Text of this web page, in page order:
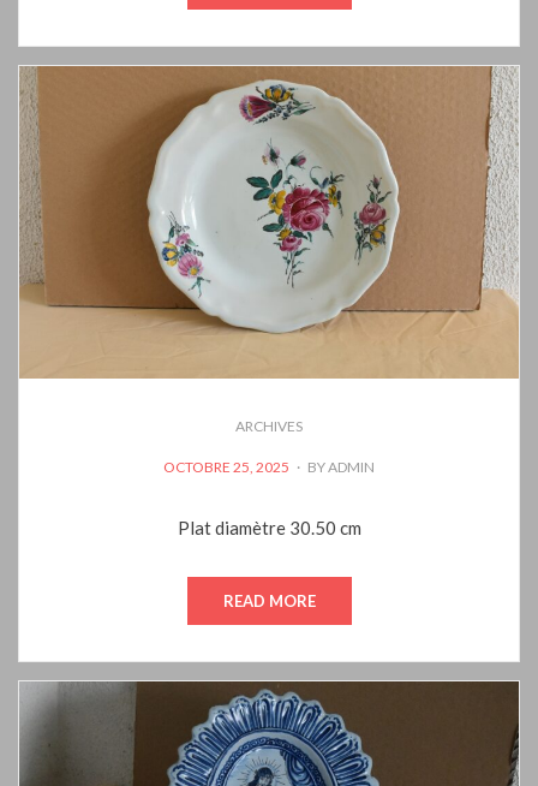
ARCHIVES
POSTED
OCTOBRE 25, 2025 BYADMIN
Plat diamètre 30.50 cm
READ MORE